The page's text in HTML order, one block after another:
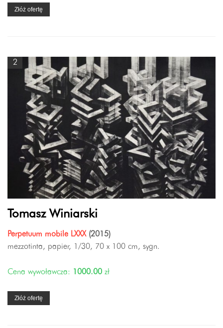
Złóż ofertę
2
Tomasz Winiarski
Perpetuum mobile LXXX (2015)
mezzotinta, papier, 1/30, 70 x 100 cm, sygn.
Cena wywoławcza: 1000.00 zł
Złóż ofertę